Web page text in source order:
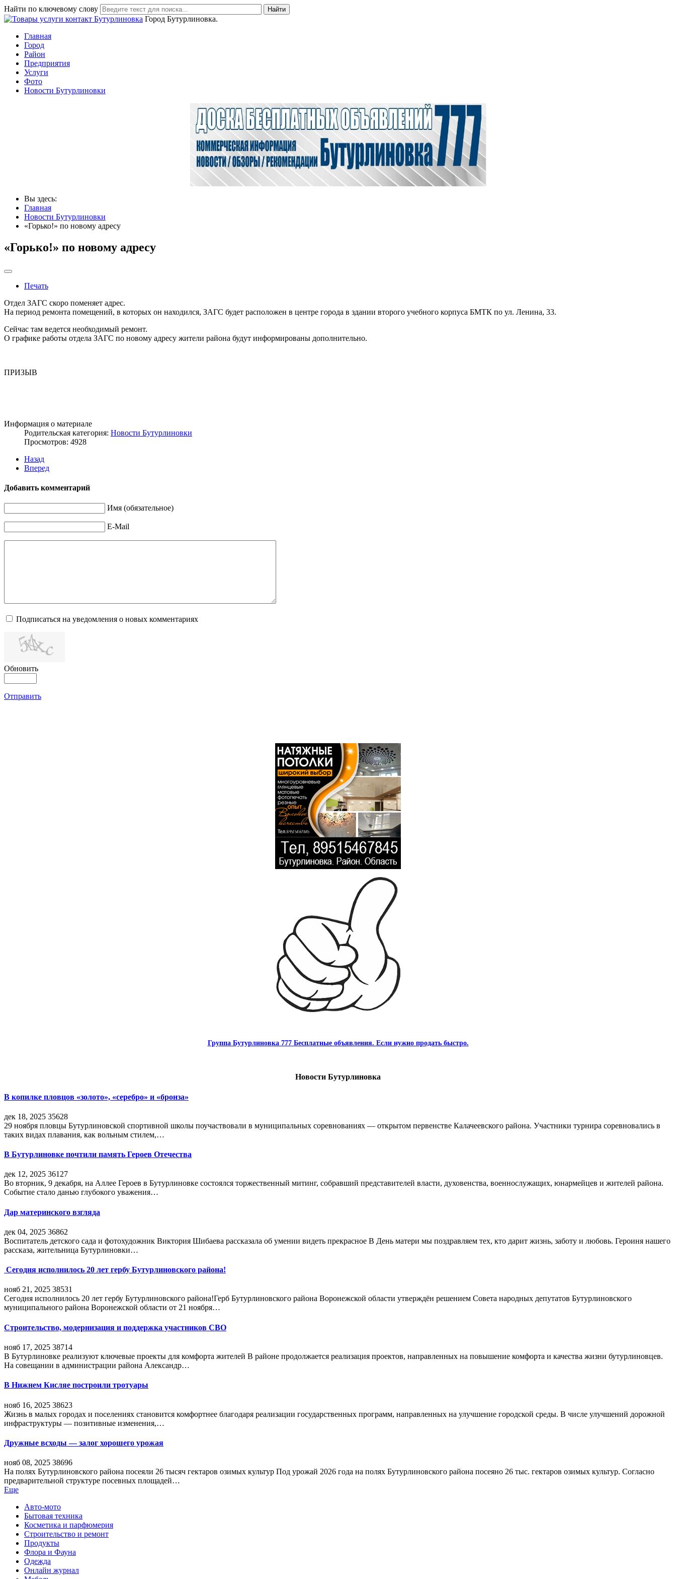
Найти по ключевому слову Найти
Город Бутурлиновка.
Главная
Город
Район
Предприятия
Услуги
Фото
Новости Бутурлиновки
Вы здесь:
Главная
Новости Бутурлиновки
«Горько!» по новому адресу
«Горько!» по новому адресу
Печать
Отдел ЗАГС скоро поменяет адрес.
На период ремонта помещений, в которых он находился, ЗАГС будет расположен в центре города в здании второго учебного корпуса БМТК по ул. Ленина, 33.
Сейчас там ведется необходимый ремонт.
О графике работы отдела ЗАГС по новому адресу жители района будут информированы дополнительно.
ПРИЗЫВ
Информация о материале
Родительская категория: Новости Бутурлиновки
Просмотров: 4928
Назад
Вперед
Добавить комментарий
Имя (обязательное)
E-Mail
Подписаться на уведомления о новых комментариях
Обновить
Отправить
Группа Бутурлиновка 777 Бесплатные объявления. Если нужно продать быстро.
Новости Бутурлиновка
В копилке пловцов «золото», «серебро» и «бронза»
дек 18, 2025 35628
29 ноября пловцы Бутурлиновской спортивной школы поучаствовали в муниципальных соревнованиях — открытом первенстве Калачеевского района. Участники турнира соревновались в
таких видах плавания, как вольным стилем,…
В Бутурлиновке почтили память Героев Отечества
дек 12, 2025 36127
Во вторник, 9 декабря, на Аллее Героев в Бутурлиновке состоялся торжественный митинг, собравший представителей власти, духовенства, военнослужащих, юнармейцев и жителей района.
Событие стало данью глубокого уважения…
Дар материнского взгляда
дек 04, 2025 36862
Воспитатель детского сада и фотохудожник Виктория Шибаева рассказала об умении видеть прекрасное В День матери мы поздравляем тех, кто дарит жизнь, заботу и любовь. Героиня нашего
рассказа, жительница Бутурлиновки…
Сегодня исполнилось 20 лет гербу Бутурлиновского района!
нояб 21, 2025 38531
Сегодня исполнилось 20 лет гербу Бутурлиновского района!Герб Бутурлиновского района Воронежской области утверждён решением Совета народных депутатов Бутурлиновского
муниципального района Воронежской области от 21 ноября…
Строительство, модернизация и поддержка участников СВО
нояб 17, 2025 38714
В Бутурлиновке реализуют ключевые проекты для комфорта жителей В районе продолжается реализация проектов, направленных на повышение комфорта и качества жизни бутурлиновцев.
На совещании в администрации района Александр…
В Нижнем Кисляе построили тротуары
нояб 16, 2025 38623
Жизнь в малых городах и поселениях становится комфортнее благодаря реализации государственных программ, направленных на улучшение городской среды. В числе улучшений дорожной
инфраструктуры — позитивные изменения,…
Дружные всходы — залог хорошего урожая
нояб 08, 2025 38696
На полях Бутурлиновского района посеяли 26 тысяч гектаров озимых культур Под урожай 2026 года на полях Бутурлиновского района посеяно 26 тыс. гектаров озимых культур. Согласно
предварительной структуре посевных площадей…
Еще
Авто-мото
Бытовая техника
Косметика и парфюмерия
Строительство и ремонт
Продукты
Флора и Фауна
Одежда
Онлайн журнал